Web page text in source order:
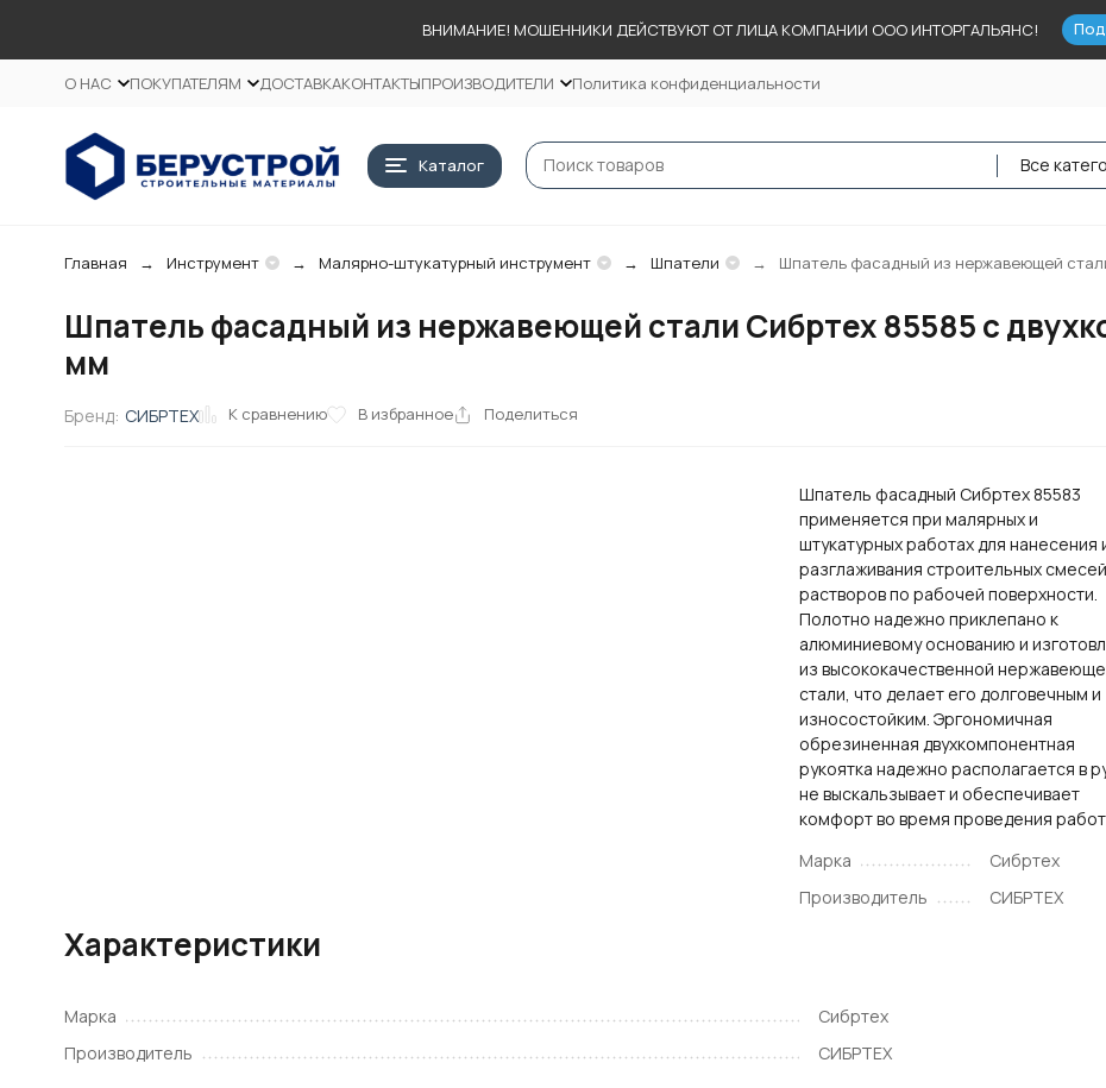
ВНИМАНИЕ! МОШЕННИКИ ДЕЙСТВУЮТ ОТ ЛИЦА КОМПАНИИ ООО ИНТОРГАЛЬЯНС!
О НАС ПОКУПАТЕЛЯМ ДОСТАВКАКОНТАКТЫПРОИЗВОДИТЕЛИ Политика конфиденциальности
Каталог Все
Главная Инструмент Малярно-штукатурный инструмент Шпатели Шпатель фасадный из нержавеющей
Шпатель фасадный из нержавеющей стали Сибртех 85585 с
мм
Бренд: СИБРТЕХ К сравнению В избранное Поделиться
Шпатель фасадный Сибртех 85583
применяется при малярных и
штукатурных работах для нанесения
разглаживания строительных
растворов по рабочей поверхности.
Полотно надежно приклепано к
алюминиевому основанию и
из высококачественной
стали, что делает его долговечным и
износостойким. Эргономичная
обрезиненная двухкомпонентная
рукоятка надежно располагается в
не выскальзывает и обеспечивает
комфорт во время проведения работ.
Марка
Сибртех
Производитель
СИБРТЕХ
Характеристики
Марка
Сибртех
Производитель
СИБРТЕХ